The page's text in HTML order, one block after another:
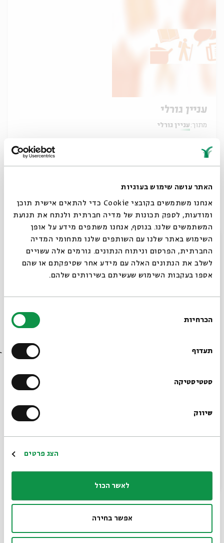
האתר עושה שימוש בעוגיות
אנחנו משתמשים בקובצי Cookie כדי להתאים אישית תוכן
ומודעות, לספק תכונות של מדיה חברתית ולנתח את תנועת
המשתמשים שלנו. בנוסף, אנחנו משתפים מידע על אופן
השימוש באתר שלנו עם השותפים שלנו מתחומי המדיה
החברתית, הפרסום וניתוח הנתונים. גורמים אלה עשויים
לשלב את הנתונים האלה עם מידע אחר שסיפקתם או שהם
אספו בעקבות השימוש שעשיתם בשירותים שלהם.
הסכמה
הכרחיות
תעדוף
סטטיסטיקה
שיווק
הצג פרטים
לאשר הכול
אפשר בחירה
עניין גורלי
מתוך: עניין גורלי
27.05
ב' | 20:00
20.05
13.05
סגור